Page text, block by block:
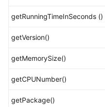
支
区
统
限
getRunningTimeInSeconds ()
getVersion()
getMemorySize()
getCPUNumber()
getPackage()